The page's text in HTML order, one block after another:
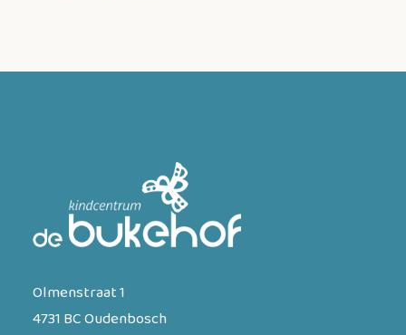
Olmenstraat 1
4731 BC Oudenbosch